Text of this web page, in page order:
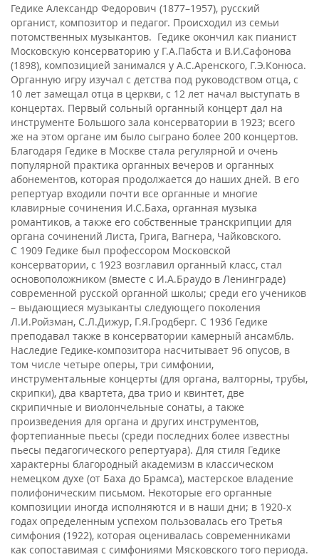
Гедике Александр Федорович (1877–1957), русский
органист, композитор и педагог. Происходил из семьи
потомственных музыкантов. Гедике окончил как пианист
Московскую консерваторию у Г.А.Пабста и В.И.Сафонова
(1898), композицией занимался у А.С.Аренского, Г.Э.Конюса.
Органную игру изучал с детства под руководством отца, с
10 лет замещал отца в церкви, с 12 лет начал выступать в
концертах. Первый сольный органный концерт дал на
инструменте Большого зала консерватории в 1923; всего
же на этом органе им было сыграно более 200 концертов.
Благодаря Гедике в Москве стала регулярной и очень
популярной практика органных вечеров и органных
абонементов, которая продолжается до наших дней. В его
репертуар входили почти все органные и многие
клавирные сочинения И.С.Баха, органная музыка
романтиков, а также его собственные транскрипции для
органа сочинений Листа, Грига, Вагнера, Чайковского.
С 1909 Гедике был профессором Московской
консерватории, с 1923 возглавил органный класс, стал
основоположником (вместе с И.А.Браудо в Ленинграде)
современной русской органной школы; среди его учеников
– выдающиеся музыканты следующего поколения
Л.И.Ройзман, С.Л.Дижур, Г.Я.Гродберг. С 1936 Гедике
преподавал также в консерватории камерный ансамбль.
Наследие Гедике-композитора насчитывает 96 опусов, в
том числе четыре оперы, три симфонии,
инструментальные концерты (для органа, валторны, трубы,
скрипки), два квартета, два трио и квинтет, две
скрипичные и виолончельные сонаты, а также
произведения для органа и других инструментов,
фортепианные пьесы (среди последних более известны
пьесы педагогического репертуара). Для стиля Гедике
характерны благородный академизм в классическом
немецком духе (от Баха до Брамса), мастерское владение
полифоническим письмом. Некоторые его органные
композиции иногда исполняются и в наши дни; в 1920-х
годах определенным успехом пользовалась его Третья
симфония (1922), которая оценивалась современниками
как сопоставимая с симфониями Мясковского того периода.